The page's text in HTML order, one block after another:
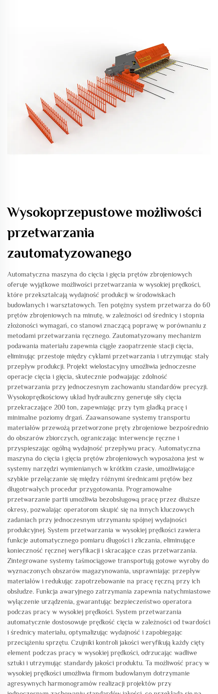
Wysokoprzepustowe możliwości
przetwarzania
zautomatyzowanego
Automatyczna maszyna do cięcia i gięcia prętów zbrojeniowych
oferuje wyjątkowe możliwości przetwarzania w wysokiej prędkości,
które przekształcają wydajność produkcji w środowiskach
budowlanych i warsztatowych. Ten potężny system przetwarza do 60
prętów zbrojeniowych na minutę, w zależności od średnicy i stopnia
złożoności wymagań, co stanowi znaczącą poprawę w porównaniu z
metodami przetwarzania ręcznego. Zautomatyzowany mechanizm
podawania materiału zapewnia ciągłe zaopatrzenie stacji cięcia,
eliminując przestoje między cyklami przetwarzania i utrzymując stały
przepływ produkcji. Projekt wielostacyjny umożliwia jednoczesne
operacje cięcia i gięcia, skutecznie podwajając zdolność
przetwarzania przy jednoczesnym zachowaniu standardów precyzji.
Wysokoprędkościowy układ hydrauliczny generuje siły cięcia
przekraczające 200 ton, zapewniając przy tym gładką pracę i
minimalne poziomy drgań. Zaawansowane systemy transportu
materiałów przewożą przetworzone pręty zbrojeniowe bezpośrednio
do obszarów zbiorczych, ograniczając interwencje ręczne i
przyspieszając ogólną wydajność przepływu pracy. Automatyczna
maszyna do cięcia i gięcia prętów zbrojeniowych wyposażona jest w
systemy narzędzi wymienianych w krótkim czasie, umożliwiające
szybkie przełączanie się między różnymi średnicami prętów bez
długotrwałych procedur przygotowania. Programowalne
przetwarzanie partii umożliwia bezobsługową pracę przez dłuższe
okresy, pozwalając operatorom skupić się na innych kluczowych
zadaniach przy jednoczesnym utrzymaniu spójnej wydajności
produkcyjnej. System przetwarzania w wysokiej prędkości zawiera
funkcje automatycznego pomiaru długości i zliczania, eliminujące
konieczność ręcznej weryfikacji i skracające czas przetwarzania.
Zintegrowane systemy taśmociągowe transportują gotowe wyroby do
wyznaczonych obszarów magazynowania, usprawniając przepływ
materiałów i redukując zapotrzebowanie na pracę ręczną przy ich
obsłudze. Funkcja awaryjnego zatrzymania zapewnia natychmiastowe
wyłączenie urządzenia, gwarantując bezpieczeństwo operatora
podczas pracy w wysokiej prędkości. System przetwarzania
automatycznie dostosowuje prędkość cięcia w zależności od twardości
i średnicy materiału, optymalizując wydajność i zapobiegając
przeciążeniu sprzętu. Czujniki kontroli jakości weryfikują każdy cięty
element podczas pracy w wysokiej prędkości, odrzucając wadliwe
sztuki i utrzymując standardy jakości produktu. Ta możliwość pracy w
wysokiej prędkości umożliwia firmom budowlanym dotrzymanie
agresywnych harmonogramów realizacji projektów przy